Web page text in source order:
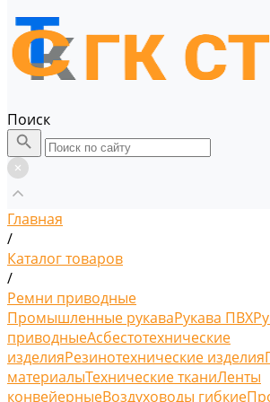
Поиск
Главная
/
Каталог товаров
/
Ремни приводные
Промышленные рукаваРукава ПВХ
приводныеАсбестотехнические
изделияРезинотехнические изделия
материалыТехнические тканиЛенты
конвейерныеВоздуховоды гибкие